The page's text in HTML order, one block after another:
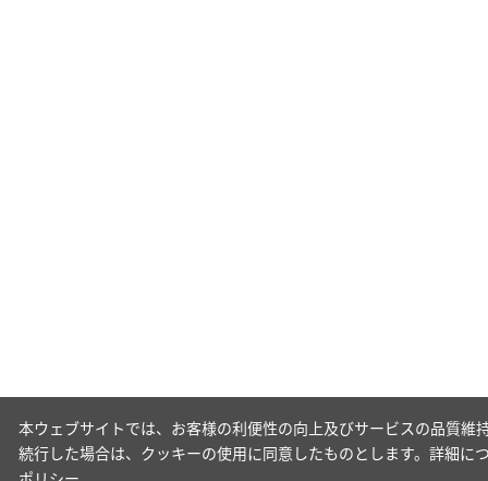
本ウェブサイトでは、お客様の利便性の向上及びサービスの品質
続行した場合は、クッキーの使用に同意したものとします。詳細